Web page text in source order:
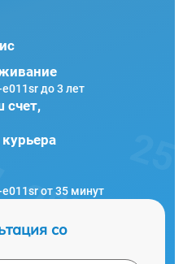
до 3 лет
счет,
от 35 минут
со